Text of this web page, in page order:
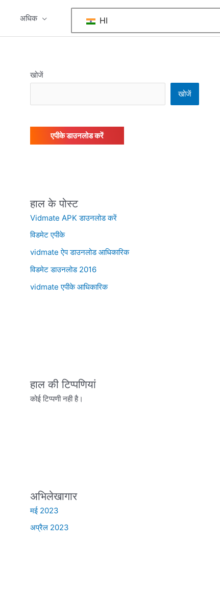
अधिक HI
खोजें
खोजें
एपीके डाउनलोड करें
हाल के पोस्ट
Vidmate APK डाउनलोड करें
विडमेट एपीके
vidmate ऐप डाउनलोड आधिकारिक
विडमेट डाउनलोड 2016
vidmate एपीके आधिकारिक
हाल की टिप्पणियां
कोई टिप्पणी नही है।
अभिलेखागार
मई 2023
अप्रैल 2023